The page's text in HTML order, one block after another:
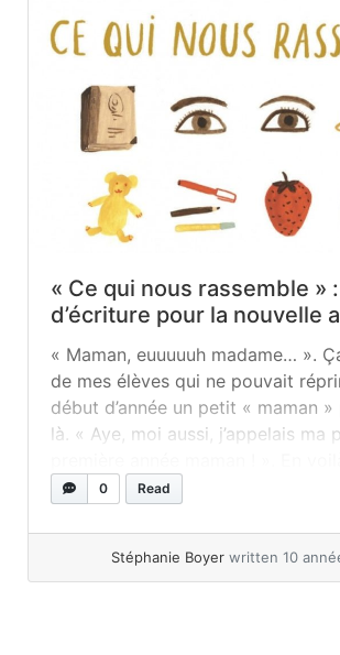
« Ce qui nous rassemble »
d’écriture pour la nouvelle
« Maman, euuuuuh madame… ».
de mes élèves qui ne pouvait
début d’année un petit « maman
là. « Aye, moi aussi, j’appelais ma
qui s’est alors rappelé avoir lui
construite entre ces... »read more
0 Read
Stéphanie Boyer written 10